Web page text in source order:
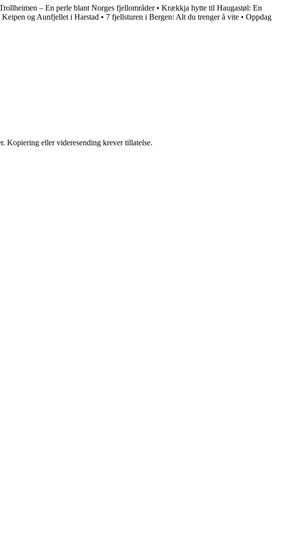
– En perle blant Norges fjellområder• Krækkja hytte til Haugastøl: En
og Aunfjellet i Harstad • 7 fjellsturen i Bergen: Alt du trenger å vite • Oppdag
Kopiering eller videresending krever tillatelse.